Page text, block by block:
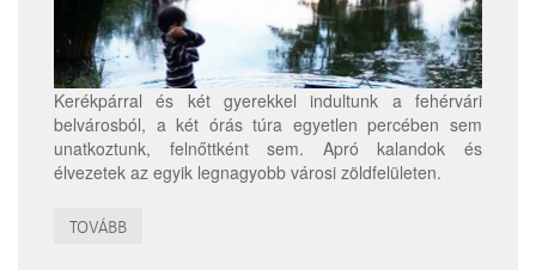
Kerékpárral és két gyerekkel indultunk a fehérvári
belvárosból, a két órás túra egyetlen percében sem
unatkoztunk, felnőttként sem. Apró kalandok és
élvezetek az egyik legnagyobb városi zöldfelületen.
TOVÁBB